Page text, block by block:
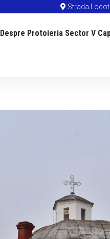
Strada
Despre Protoieria Sector V